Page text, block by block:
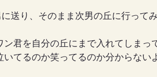
送り、そのまま次男の丘に行ってみ
君を自分の丘にまで入れてしまっ
てるのか笑ってるのか分からない